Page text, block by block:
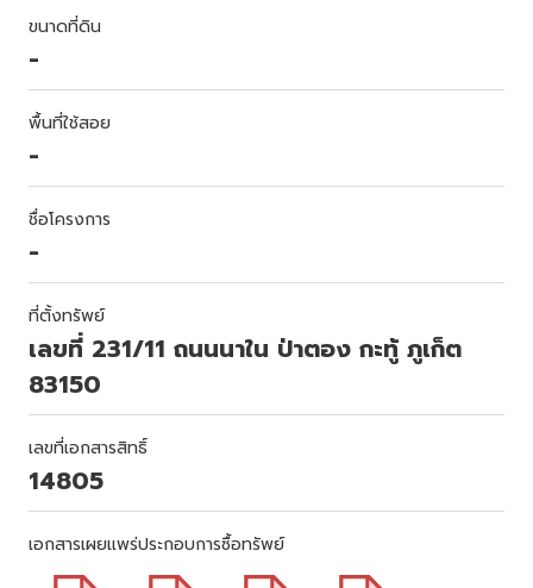
ขนาดที่ดิน
-
พื้นที่ใช้สอย
-
ชื่อโครงการ
-
ที่ตั้งทรัพย์
เลขที่ 231/11 ถนนนาใน ป่าตอง กะทู้ ภูเก็ต
83150
เลขที่เอกสารสิทธิ์
14805
เอกสารเผยแพร่ประกอบการซื้อทรัพย์